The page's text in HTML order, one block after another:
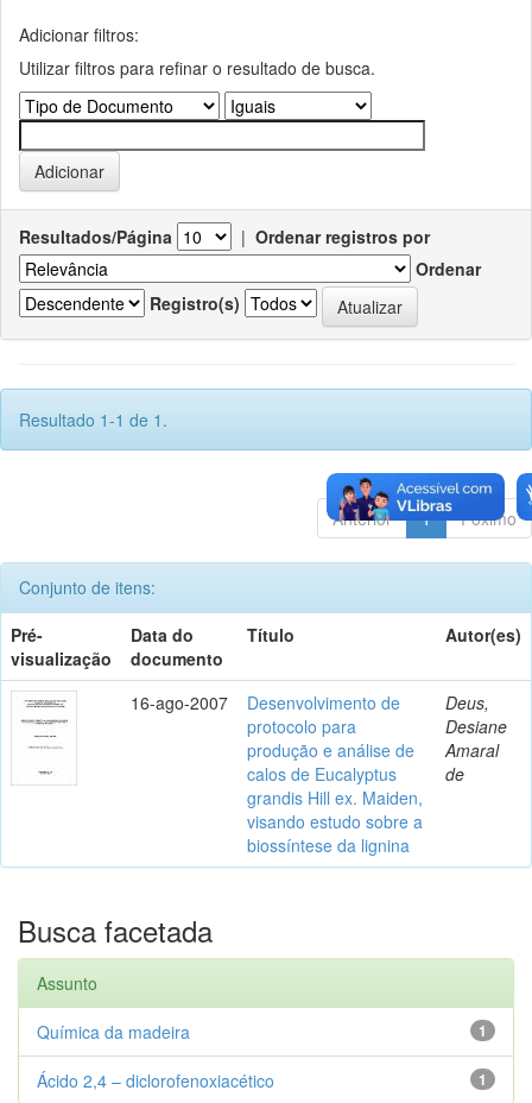
Adicionar filtros:
Utilizar filtros para refinar o resultado de busca.
Resultados/Página | Ordenar registros por
Ordenar
Registro(s)
Resultado 1-1 de 1.
Anterior 1 Póximo
Conjunto de itens:
Pré-
visualização
Data do
documento
Título Autor(es)
16-ago-2007
Desenvolvimento de
protocolo para
produção e análise de
calos de Eucalyptus
grandis Hill ex. Maiden,
visando estudo sobre a
biossíntese da lignina
Deus,
Desiane
Amaral
de
Busca facetada
Assunto
1
Química da madeira
1
Ácido 2,4 – diclorofenoxiacético